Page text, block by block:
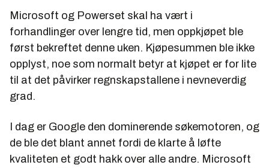
Microsoft og Powerset skal ha vært i
forhandlinger over lengre tid, men oppkjøpet ble
først bekreftet denne uken. Kjøpesummen ble ikke
opplyst, noe som normalt betyr at kjøpet er for lite
til at det påvirker regnskapstallene i nevneverdig
grad.
I dag er Google den dominerende søkemotoren, og
de ble det blant annet fordi de klarte å løfte
kvaliteten et godt hakk over alle andre. Microsoft